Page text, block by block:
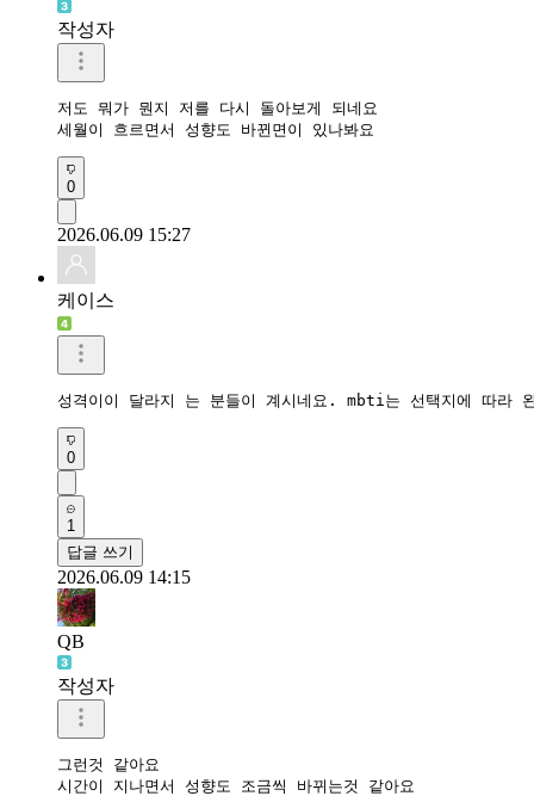
작성자
저도 뭐가 뭔지 저를 다시 돌아보게 되네요
세월이 흐르면서 성향도 바뀐면이 있나봐요
0
2026.06.09 15:27
케이스
성격이이 달라지 는 분들이 계시네요. mbti는 선택지에 따라
0
1
답글 쓰기
2026.06.09 14:15
QB
작성자
그런것 같아요
시간이 지나면서 성향도 조금씩 바뀌는것 같아요